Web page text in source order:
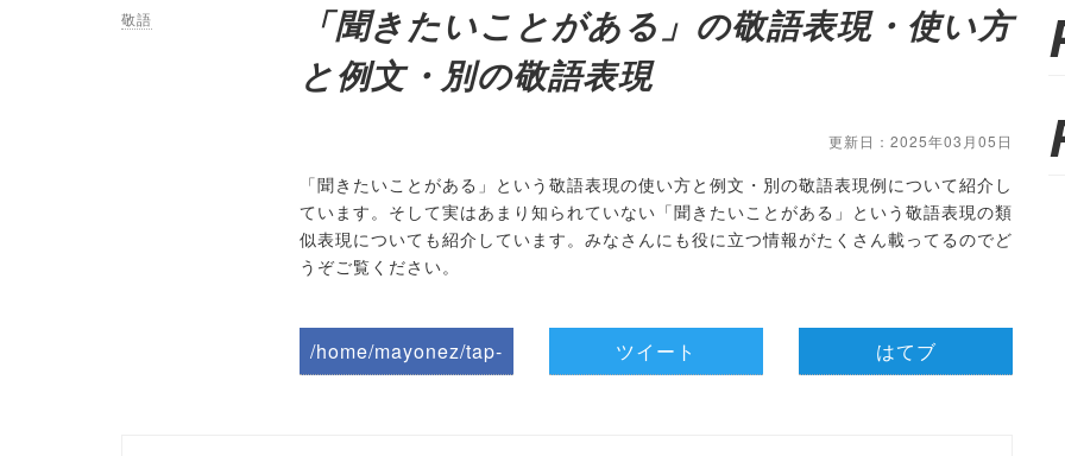
敬語
「聞きたいことがある」の敬語表現・使い方
と例文・別の敬語表現
更新日：2025年03月05日
「聞きたいことがある」という敬語表現の使い方と例文・別の敬語表現例について紹介し
ています。そして実はあまり知られていない「聞きたいことがある」という敬語表現の類
似表現についても紹介しています。みなさんにも役に立つ情報がたくさん載ってるのでど
うぞご覧ください。
/home/mayonez/tap-
ツイート はてブ